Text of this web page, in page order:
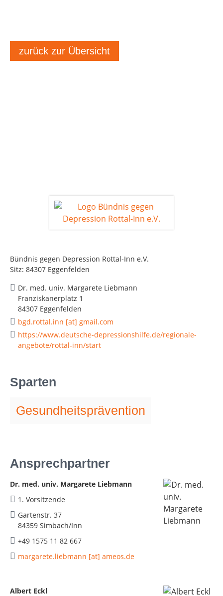
Bündnis gegen Depression Rottal-Inn e.V.
Sitz: 84307 Eggenfelden
Dr. med. univ. Margarete Liebmann
Franziskanerplatz 1
84307 Eggenfelden
bgd.rottal.inn [at] gmail.com
https://www.deutsche-depressionshilfe.de/regionale-
angebote/rottal-inn/start
Sparten
Gesundheitsprävention
zurück zur Übersicht
Ansprechpartner
Dr. med. univ. Margarete Liebmann
1. Vorsitzende
Gartenstr. 37
84359 Simbach/Inn
+49 1575 11 82 667
margarete.liebmann [at] ameos.de
Albert Eckl